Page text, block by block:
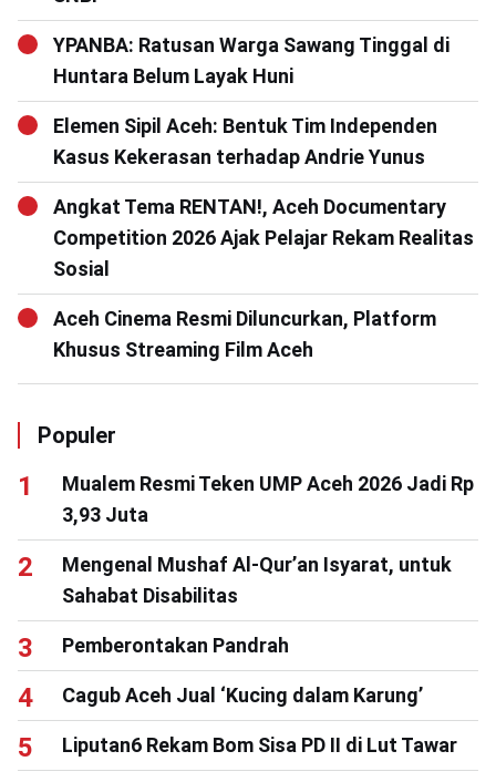
YPANBA: Ratusan Warga Sawang Tinggal di
Huntara Belum Layak Huni
Elemen Sipil Aceh: Bentuk Tim Independen
Kasus Kekerasan terhadap Andrie Yunus
Angkat Tema RENTAN!, Aceh Documentary
Competition 2026 Ajak Pelajar Rekam Realitas
Sosial
Aceh Cinema Resmi Diluncurkan, Platform
Khusus Streaming Film Aceh
Populer
Mualem Resmi Teken UMP Aceh 2026 Jadi Rp
3,93 Juta
Mengenal Mushaf Al-Qur’an Isyarat, untuk
Sahabat Disabilitas
Pemberontakan Pandrah
Cagub Aceh Jual ‘Kucing dalam Karung’
Liputan6 Rekam Bom Sisa PD II di Lut Tawar